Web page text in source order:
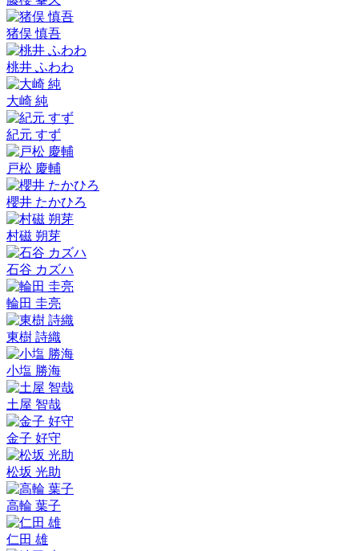
猪俣 慎吾
桃井 ふわわ
大崎 純
紀元 すず
戸松 慶輔
櫻井 たかひろ
村磁 朔芽
石谷 カズハ
輪田 圭亮
東樹 詩織
小塩 勝海
土屋 智哉
金子 好守
松坂 光助
高輪 葉子
仁田 雄